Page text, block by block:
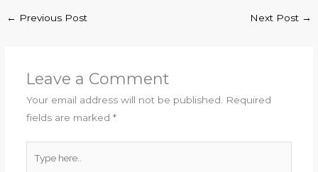
← Previous Post Next Post →
Leave a Comment
Your email address will not be published. Required
fields are marked *
here..